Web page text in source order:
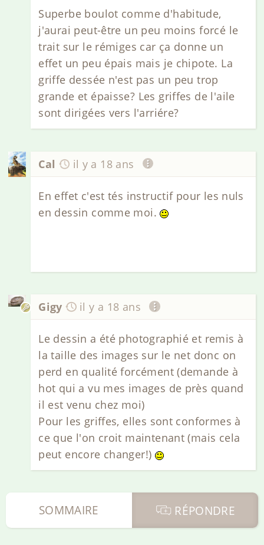
Superbe boulot comme d'habitude,
j'aurai peut-être un peu moins forcé le
trait sur le rémiges car ça donne un
effet un peu épais mais je chipote. La
griffe dessée n'est pas un peu trop
grande et épaisse? Les griffes de l'aile
sont dirigées vers l'arriére?
Cal il y a 18 ans
En effet c'est tés instructif pour les nuls
en dessin comme moi.
Gigy il y a 18 ans
Le dessin a été photographié et remis à
la taille des images sur le net donc on
perd en qualité forcément (demande à
hot qui a vu mes images de près quand
il est venu chez moi)
Pour les griffes, elles sont conformes à
ce que l'on croit maintenant (mais cela
peut encore changer!)
RÉPONDRE
SOMMAIRE